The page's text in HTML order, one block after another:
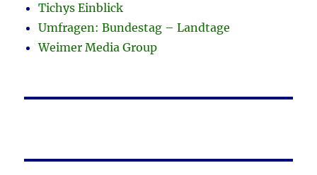
Tichys Einblick
Umfragen: Bundestag – Landtage
Weimer Media Group